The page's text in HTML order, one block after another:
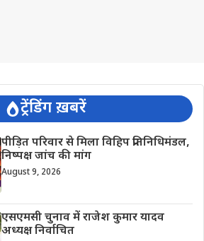
ट्रेंडिंग ख़बरें
पीड़ित परिवार से मिला विहिप प्रतिनिधिमंडल,
निष्पक्ष जांच की मांग
August 9, 2026
एसएमसी चुनाव में राजेश कुमार यादव
अध्यक्ष निर्वाचित